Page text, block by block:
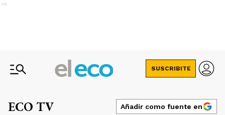
Ads
SUSCRIBITE
ECO TV Añadir como fuente en